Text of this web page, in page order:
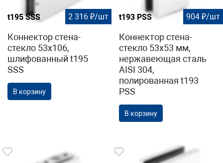
t195 SSS 2 316 ₽/шт
Коннектор стена-
стекло 53х106,
шлифованный t195
SSS
В корзину
t193 PSS 904 ₽/шт
Коннектор стена-
стекло 53х53 мм,
нержавеющая сталь
AISI 304,
полированная t193
PSS
В корзину